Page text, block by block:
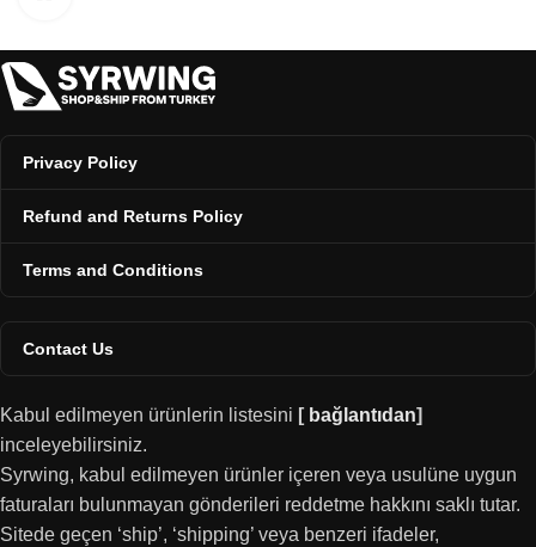
Privacy Policy
Refund and Returns Policy
Terms and Conditions
Contact Us
Kabul edilmeyen ürünlerin listesini [ bağlantıdan]
inceleyebilirsiniz.
Syrwing, kabul edilmeyen ürünler içeren veya usulüne uygun
faturaları bulunmayan gönderileri reddetme hakkını saklı tutar.
Sitede geçen ‘ship’, ‘shipping’ veya benzeri ifadeler,